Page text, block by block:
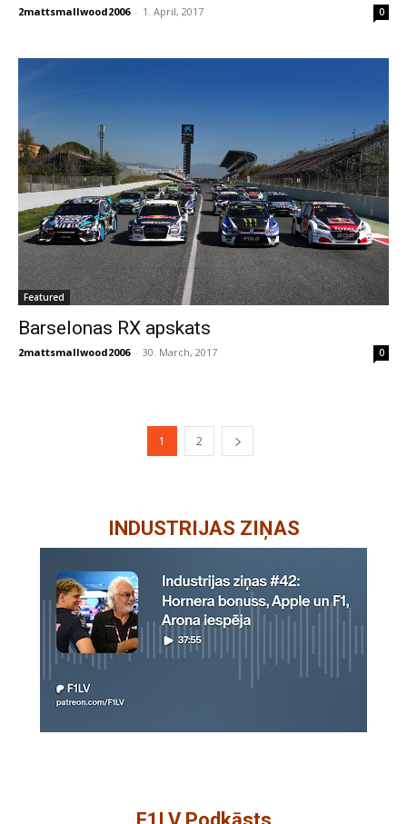
2mattsmallwood2006 - 1. April, 2017 0
Featured
Barselonas RX apskats
2mattsmallwood2006 - 30. March, 2017 0
1 2
INDUSTRIJAS ZIŅAS